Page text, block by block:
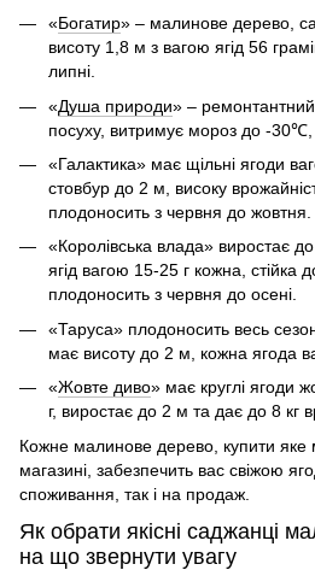
«Богатир» – малинове дерево,
висоту 1,8 м з вагою ягід 56
липні.
«Душа природи» –
посуху, витримує мороз до -30℃,
«Галактика» має щільні ягоди
стовбур до 2 м, високу
плодоносить з червня до жовтня.
«Королівська влада» виростає
ягід вагою 15-25 г кожна, стійка
плодоносить з червня до осені.
«Таруса» плодоносить весь
має висоту до 2 м, кожна ягода
«Жовте диво» має круглі ягоди
г, виростає до 2 м та дає до 8 кг
Кожне малинове дерево, купити яке
магазині, забезпечить вас свіжою
споживання, так і на продаж.
Як обрати якісні саджанці
на що звернути увагу